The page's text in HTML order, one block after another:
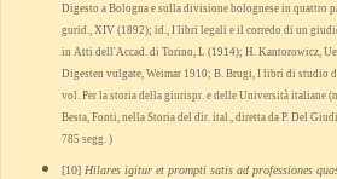
Digesto a Bologna e sulla divisione bolognese in quattro
gurid., XIV (1892); id., I libri legali e il corredo di un
in Atti dell'Accad. di Torino, L (1914); H. Kantorowicz,
Digesten vulgate, Weimar 1910; B. Brugi, I libri di studio
vol. Per la storia della giurispr. e delle Università italiane
Besta, Fonti, nella Storia del dir. ital., diretta da P. Del
785 segg. )
[10] Hilares igitur et prompti satis ad professiones